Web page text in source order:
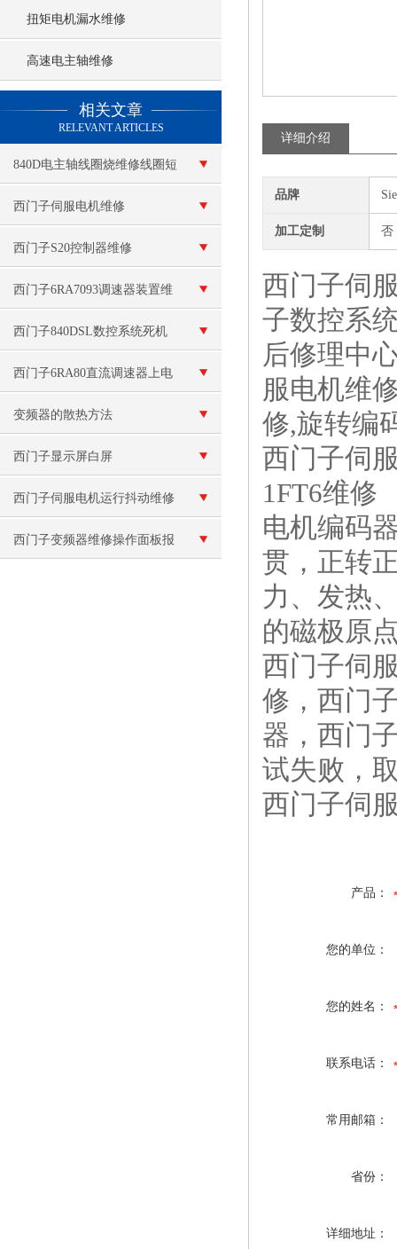
扭矩电机漏水维修
高速电主轴维修
相关文章
RELEVANT ARTICLES
840D电主轴线圈烧维修线圈短
路
西门子伺服电机维修
西门子S20控制器维修
西门子6RA7093调速器装置维
修
西门子840DSL数控系统死机
维修
西门子6RA80直流调速器上电
报警F60038故障代码修复
变频器的散热方法
西门子显示屏白屏
西门子伺服电机运行抖动维修
西门子变频器维修操作面板报
详细介绍
品牌
加工定制 否
西门子伺
子数控系
后修理中
服电机维
修,旋转编
西门子伺
1FT6维修
电机编码
贯，正转
力、发热
的磁极原
西门子伺
修，西门
器，西门
试失败，
西门子伺
产品：
您的单位：
您的姓名：
联系电话：
常用邮箱：
省份：
详细地址：